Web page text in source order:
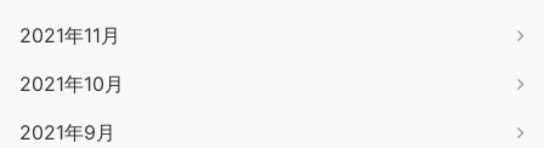
2021年11月
2021年10月
2021年9月